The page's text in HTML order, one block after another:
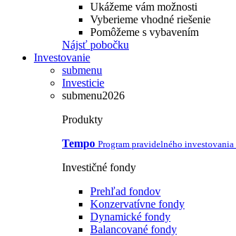
Ukážeme vám možnosti
Vyberieme vhodné riešenie
Pomôžeme s vybavením
Nájsť pobočku
Investovanie
submenu
Investicie
submenu2026
Produkty
Tempo Program pravidelného investovania
Investičné fondy
Prehľad fondov
Konzervatívne fondy
Dynamické fondy
Balancované fondy